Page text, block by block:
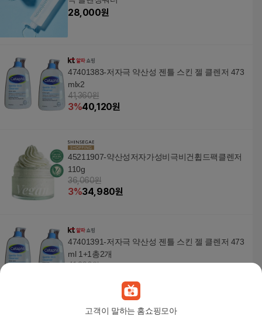
고객이 말하는 홈쇼핑모아
28,000원
47401383-저자극 약산성 젠틀 스킨 젤 클렌저 473
mlx2
41,360원
3%40,120원
45211907-약산성저자가성비극비건휩드팩클렌저
110g
36,060원
3%34,980원
47401391-저자극 약산성 젠틀 스킨 젤 클렌저 473
ml 1+1총2개
41,360원